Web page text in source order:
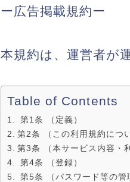
ー広告掲載規約ー
本規約は、運営者が
Table of Contents
第1条 （定義）
第2条 （この利用規約につ
第3条 （本サービス内容・
第4条 （登録）
第5条 （パスワード等の管